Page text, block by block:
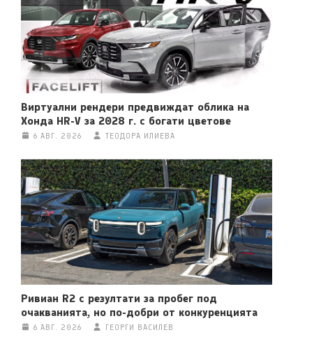
Виртуални рендери предвиждат облика на
Хонда HR-V за 2028 г. с богати цветове
6 АВГ. 2026 ТЕОДОРА ИЛИЕВА
Ривиан R2 с резултати за пробег под
очакванията, но по-добри от конкуренцията
6 АВГ. 2026 ГЕОРГИ ВАСИЛЕВ